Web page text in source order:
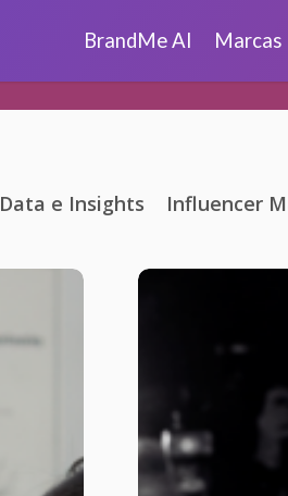
BrandMe AI Marcas
Data e Insights Influencer